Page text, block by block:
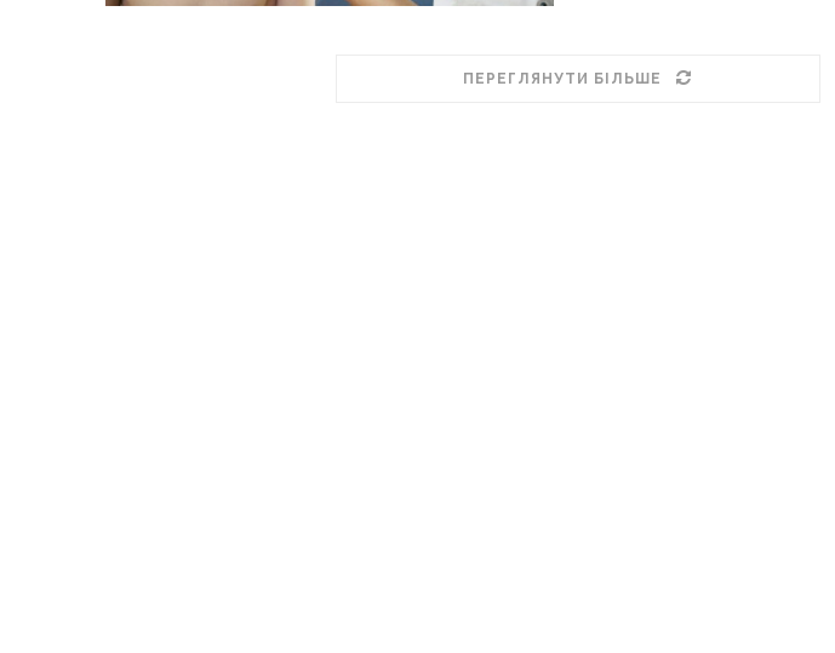
ПЕРЕГЛЯНУТИ БІЛЬШЕ